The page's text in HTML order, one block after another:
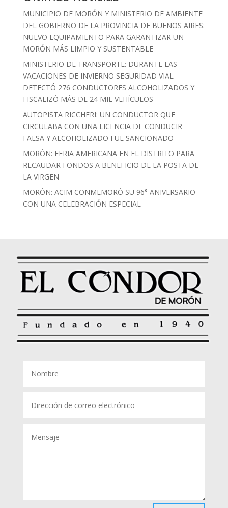
MUNICIPIO DE MORÓN Y MINISTERIO DE AMBIENTE
DEL GOBIERNO DE LA PROVINCIA DE BUENOS AIRES:
NUEVO EQUIPAMIENTO PARA GARANTIZAR UN
MORÓN MÁS LIMPIO Y SUSTENTABLE
MINISTERIO DE TRANSPORTE: DURANTE LAS
VACACIONES DE INVIERNO SEGURIDAD VIAL
DETECTÓ 276 CONDUCTORES ALCOHOLIZADOS Y
FISCALIZÓ MÁS DE 24 MIL VEHÍCULOS
AUTOPISTA RICCHERI: UN CONDUCTOR QUE
CIRCULABA CON UNA LICENCIA DE CONDUCIR
FALSA Y ALCOHOLIZADO FUE SANCIONADO
MORÓN: FERIA AMERICANA EN EL DISTRITO PARA
RECAUDAR FONDOS A BENEFICIO DE LA POSTA DE
LA VIRGEN
MORÓN: ACIM CONMEMORÓ SU 96° ANIVERSARIO
CON UNA CELEBRACIÓN ESPECIAL